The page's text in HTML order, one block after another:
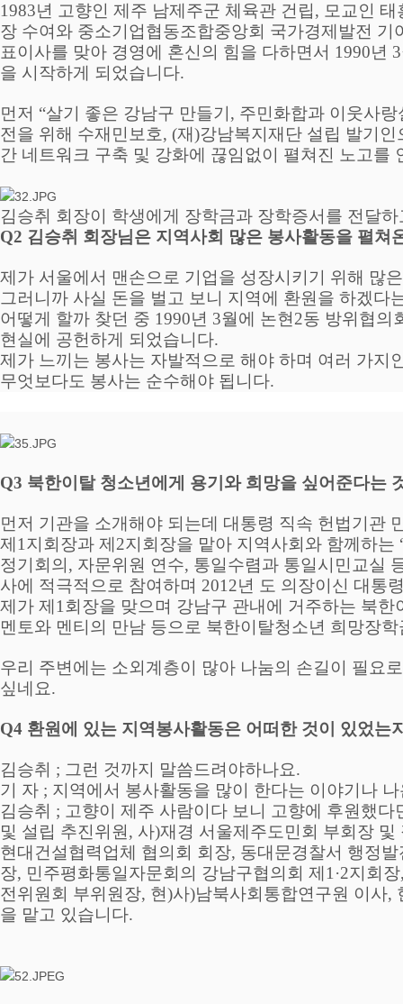
1983년 고향인 제주 남제주군 체육관 건립, 모교인
장 수여와 중소기업협동조합중앙회 국가경제발전 기
표이사를 맞아 경영에 혼신의 힘을 다하면서 1990년 3
을 시작하게 되었습니다.
먼저 “살기 좋은 강남구 만들기 , 주민화합과 이웃사
전을 위해 수재민보호, (재)강남복지재단 설립 발기
간 네트워크 구축 및 강화에 끊임없이 펼쳐진 노고를
김승취 회장이 학생에게 장학금과 장학증서를 전달하
Q2 김승취 회장님은 지역사회 많은 봉사활동을 펼쳐
제가 서울에서 맨손으로 기업을 성장시키기 위해 많
그러니까 사실 돈을 벌고 보니 지역에 환원을 하겠다
어떻게 할까 찾던 중 1990년 3월에 논현2동 방위협의
현실에 공헌하게 되었습니다.
제가 느끼는 봉사는 자발적으로 해야 하며 여러 가지
무엇보다도 봉사는 순수해야 됩니다.
Q3 북한이탈 청소년에게 용기와 희망을 싶어준다는
먼저 기관을 소개해야 되는데 대통령 직속 헌법기관
제1 지회장과 제2지회장을 맡아 지역사회와 함께하는
정기회의, 자문위원 연수, 통일수렴과 통일시민교실
사에 적극적으로 참여하며 2012년 도 의장이신 대통
제가 제1 회장을 맞으며 강남구 관내에 거주하는 북
멘토와 멘티의 만남 등으로 북한이탈청소년 희망장
우리 주변에는 소외계층이 많아 나눔의 손길이 필요
싶네요.
Q4 환원에 있는 지역봉사활동은 어떠한 것이 있었는
김승취 ; 그런 것까지 말씀드려야하나요.
기 자 ; 지역에서 봉사활동을 많이 한다는 이야기나
김승취 ; 고향이 제주 사람이다 보니 고향에 후원했
및 설립 추진위원, 사)재경 서울제주도민회 부회장 및
현대건설협력업체 협의회 회장, 동대문경찰서 행정
장, 민주평화통일자문회의 강남구협의회 제1·2지회장
전위원회 부위원장, 현)사)남북사회통합연구원 이사,
을 맡고 있습니다.